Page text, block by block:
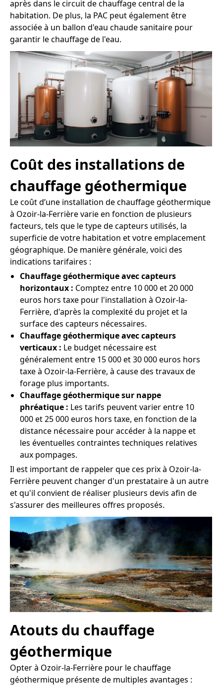
après dans le circuit de chauffage central de la
habitation. De plus, la PAC peut également être
associée à un ballon d'eau chaude sanitaire pour
garantir le chauffage de l'eau.
Coût des installations de
chauffage géothermique
Le coût d’une installation de chauffage géothermique
à Ozoir-la-Ferrière varie en fonction de plusieurs
facteurs, tels que le type de capteurs utilisés, la
superficie de votre habitation et votre emplacement
géographique. De manière générale, voici des
indications tarifaires :
Chauffage géothermique avec capteurs
horizontaux : Comptez entre 10 000 et 20 000
euros hors taxe pour l'installation à Ozoir-la-
Ferrière, d'après la complexité du projet et la
surface des capteurs nécessaires.
Chauffage géothermique avec capteurs
verticaux : Le budget nécessaire est
généralement entre 15 000 et 30 000 euros hors
taxe à Ozoir-la-Ferrière, à cause des travaux de
forage plus importants.
Chauffage géothermique sur nappe
phréatique : Les tarifs peuvent varier entre 10
000 et 25 000 euros hors taxe, en fonction de la
distance nécessaire pour accéder à la nappe et
les éventuelles contraintes techniques relatives
aux pompages.
Il est important de rappeler que ces prix à Ozoir-la-
Ferrière peuvent changer d'un prestataire à un autre
et qu'il convient de réaliser plusieurs devis afin de
s'assurer des meilleures offres proposés.
Atouts du chauffage
géothermique
Opter à Ozoir-la-Ferrière pour le chauffage
géothermique présente de multiples avantages :